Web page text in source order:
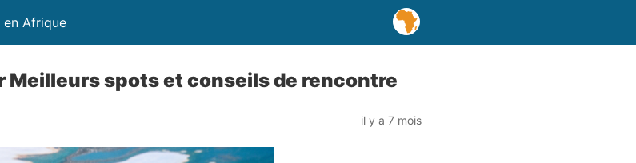
en Afrique
Meilleurs spots et conseils de rencontre
il y a 7 mois